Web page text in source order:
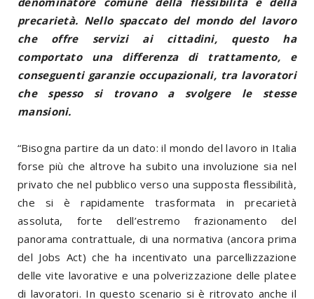
precarietà. Nello spaccato del mondo del lavoro
che offre servizi ai cittadini, questo ha
comportato una differenza di trattamento, e
conseguenti garanzie occupazionali, tra lavoratori
che spesso si trovano a svolgere le stesse
mansioni.
“Bisogna partire da un dato: il mondo del lavoro in Italia
forse più che altrove ha subito una involuzione sia nel
privato che nel pubblico verso una supposta flessibilità,
che si è rapidamente trasformata in precarietà
assoluta, forte dell’estremo frazionamento del
panorama contrattuale, di una normativa (ancora prima
del Jobs Act) che ha incentivato una parcellizzazione
delle vite lavorative e una polverizzazione delle platee
di lavoratori. In questo scenario si è ritrovato anche il